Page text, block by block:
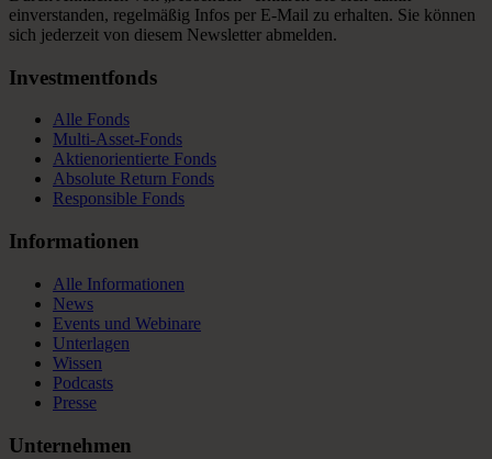
einverstanden, regelmäßig Infos per E-Mail zu erhalten. Sie können
sich jederzeit von diesem Newsletter abmelden.
Investmentfonds
Alle Fonds
Multi-Asset-Fonds
Aktienorientierte Fonds
Absolute Return Fonds
Responsible Fonds
Informationen
Alle Informationen
News
Events und Webinare
Unterlagen
Wissen
Podcasts
Presse
Unternehmen